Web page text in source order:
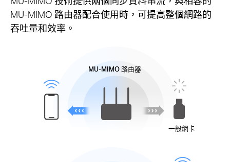
MU-MIMO 路由器配合使用時，可提高整個網路的
吞吐量和效率。
MU-MIMO 路由器
一般網卡